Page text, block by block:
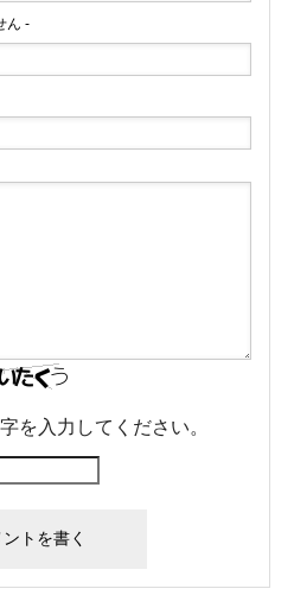
ん -
を入力してください。